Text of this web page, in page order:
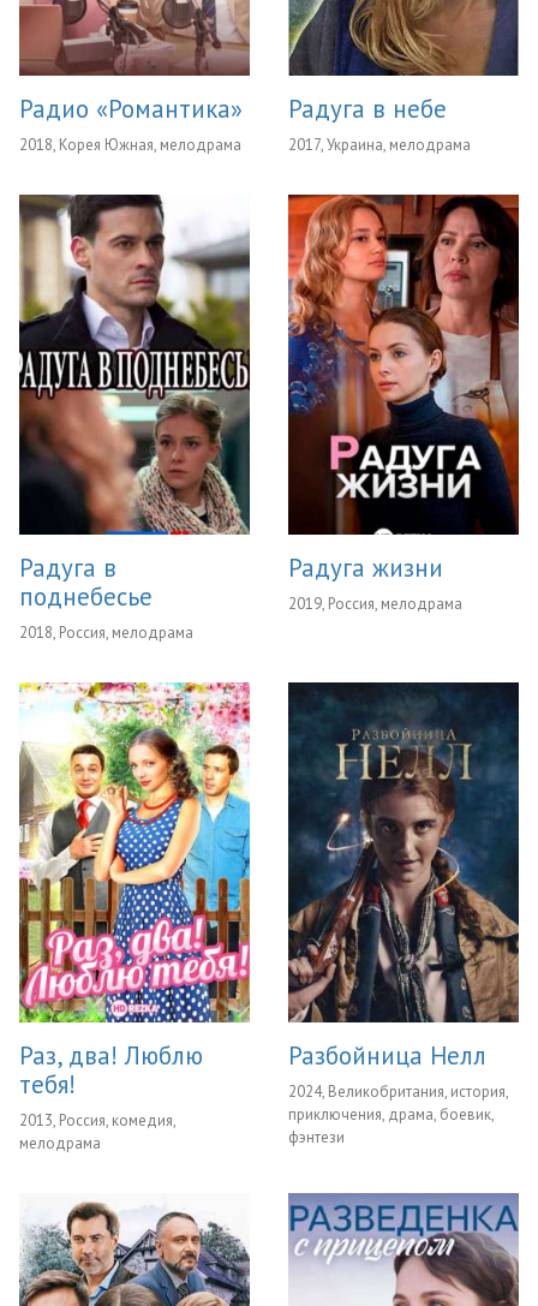
Радио «Романтика»
2018, Корея Южная, мелодрама
Радуга в небе
2017, Украина, мелодрама
Радуга в
поднебесье
2018, Россия, мелодрама
Радуга жизни
2019, Россия, мелодрама
Раз, два! Люблю
тебя!
2013, Россия, комедия,
мелодрама
Разбойница Нелл
2024, Великобритания, история,
приключения, драма, боевик,
фэнтези